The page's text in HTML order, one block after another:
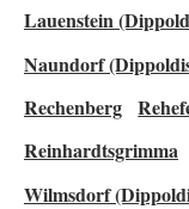
Lauenstein
Naundorf
Rechenberg
Reinhardtsgrimma
Wilmsdorf